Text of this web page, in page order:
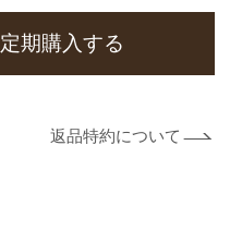
)
須
定期購入する
返品特約について